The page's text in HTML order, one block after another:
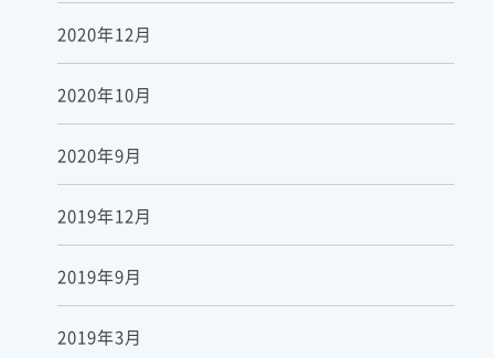
2020年12月
2020年10月
2020年9月
2019年12月
2019年9月
2019年3月